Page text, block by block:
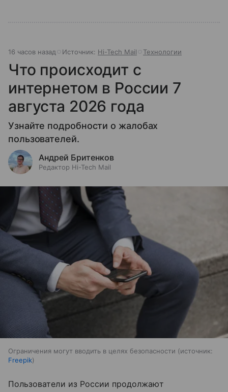
16 часов назад Источник: Hi-Tech Mail Технологии
Что происходит с
интернетом в России 7
августа 2026 года
Узнайте подробности о жалобах
пользователей.
Андрей Бритенков
Редактор Hi-Tech Mail
Ограничения могут вводить в целях безопасности
источник:
Freepik
Пользователи из России продолжают